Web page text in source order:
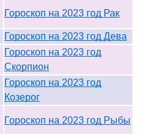
Гороскоп на 2023 год Рак
Гороскоп на 2023 год Дева
Гороскоп на 2023 год
Скорпион
Гороскоп на 2023 год
Козерог
Гороскоп на 2023 год Рыбы